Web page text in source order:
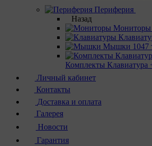
Периферия
Назад
Мониторы
Мышки 1047
Комплекты
Личный кабинет
Контакты
Доставка и оплата
Галерея
Новости
Гарантия